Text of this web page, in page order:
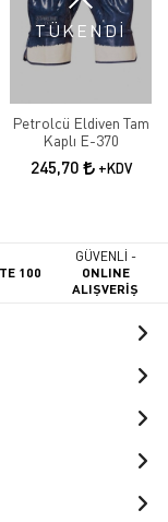
TÜKENDİ
Petrolcü Eldiven Tam
Kaplı E-370
245,70 +KDV
100
GÜVENLİ -
ONLINE
ALIŞVERİŞ